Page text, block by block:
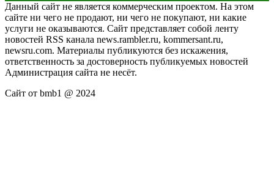
Данный сайт не является коммерческим проектом. На этом
сайте ни чего не продают, ни чего не покупают, ни какие
услуги не оказываются. Сайт представляет собой ленту
новостей RSS канала news.rambler.ru, kommersant.ru,
newsru.com. Материалы публикуются без искажения,
ответственность за достоверность публикуемых новостей
Администрация сайта не несёт.
Сайт от bmb1 @ 2024